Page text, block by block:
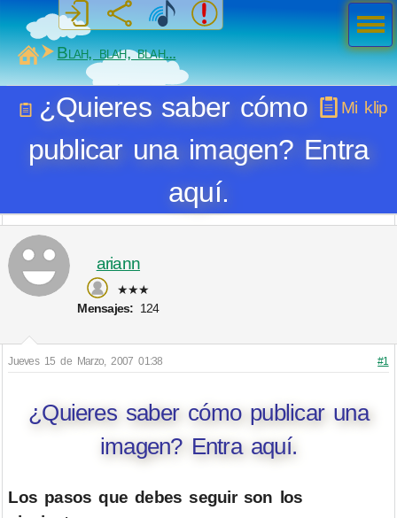
MiSabueso
Blah, blah, blah...
Mi klip
¿Quieres saber cómo
publicar una imagen? Entra
aquí.
ariann
★★★
Mensajes: 124
Jueves 15 de Marzo, 2007 01:38 #1
¿Quieres saber cómo publicar una
imagen? Entra aquí.
Los pasos que debes seguir son los
Men
ú